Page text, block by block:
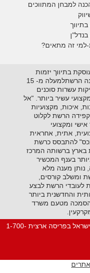
למבחן המתווכים
למי זה מתאים?
"אל-הנכס" נוסדה בשנת 1995 ועוסקת בתיווך יזמות
ושיווק נדל"ן על סוגיו השונים. כיום מונה הרשתלמעלה מ- 15
עשרות סוכנים
מקצועי עשיר ביותר. "אל
איכות, מקצועיות
מקפידה הרשת לקלוט
ומקצועי
אתית, אחראית
להתבסס כרשת
בארץ ברשותה המרכז
בענף המכשיר
נותן מענה מלא
ומשלב קורסים,
לעובדי הרשת לבצע
והחדשנית ביותר
הסמכה מטעם משרד
"אל הנכס" - רשת משרדי נדלן המקצועית בישראל בפריסה ארצית 1-700-